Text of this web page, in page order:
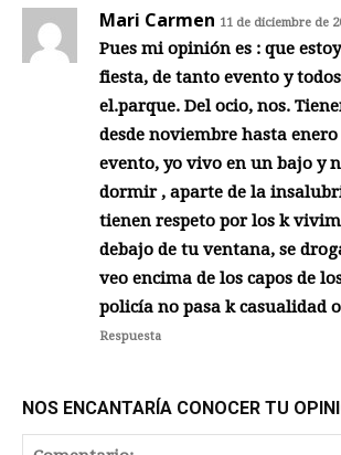
Mari Carmen 11 de diciembre de
Pues mi opinión es : que
fiesta, de tanto evento y
el.parque. Del ocio, nos.
desde noviembre hasta
evento, yo vivo en un bajo y
dormir , aparte de la
tienen respeto por los k
debajo de tu ventana, se
veo encima de los capos de
policía no pasa k casualidad
Respuesta
NOS ENCANTARÍA CONOCER TU